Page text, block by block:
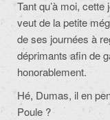
Tant qu’à moi, cette
veut de la petite
de ses journées à
déprimants afin de
honorablement.
Hé, Dumas, il en
Poule ?